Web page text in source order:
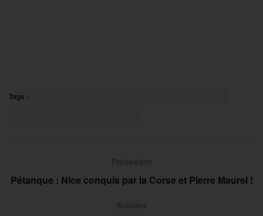
Tags :
Pétanque : Nice conquis par la Corse et Pierre Maurel !